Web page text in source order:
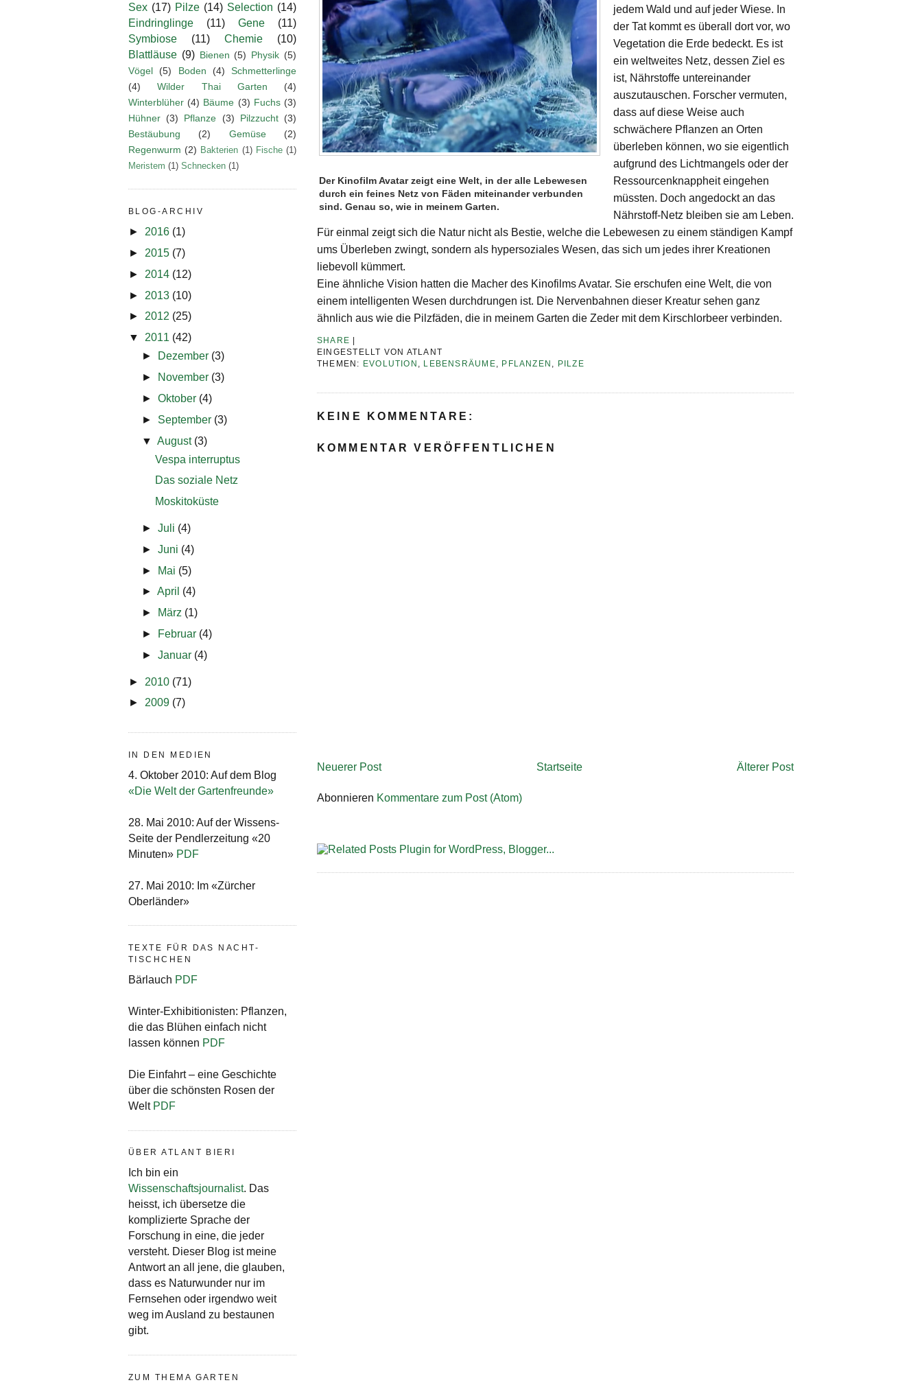
Der Kinofilm Avatar zeigt eine Welt, in der alle Lebewesen
durch ein feines Netz von Fäden miteinander verbunden
sind. Genau so, wie in meinem Garten.
jedem Wald und auf jeder Wiese. In
der Tat kommt es überall dort vor, wo
Vegetation die Erde bedeckt. Es ist
ein weltweites Netz, dessen Ziel es
ist, Nährstoffe untereinander
auszutauschen. Forscher vermuten,
dass auf diese Weise auch
schwächere Pflanzen an Orten
überleben können, wo sie eigentlich
aufgrund des Lichtmangels oder der
Ressourcenknappheit eingehen
müssten. Doch angedockt an das
Nährstoff-Netz bleiben sie am Leben.
Für einmal zeigt sich die Natur nicht als Bestie, welche die Lebewesen zu einem ständigen Kampf
ums Überleben zwingt, sondern als hypersoziales Wesen, das sich um jedes ihrer Kreationen
liebevoll kümmert.
Eine ähnliche Vision hatten die Macher des Kinofilms Avatar. Sie erschufen eine Welt, die von
einem intelligenten Wesen durchdrungen ist. Die Nervenbahnen dieser Kreatur sehen ganz
ähnlich aus wie die Pilzfäden, die in meinem Garten die Zeder mit dem Kirschlorbeer verbinden.
SHARE
EINGESTELLT VON ATLANT
THEMEN: EVOLUTION , LEBENSRÄUME, PFLANZEN , PILZE
KEINE KOMMENTARE:
KOMMENTAR VERÖFFENTLICHEN
Neuerer Post Älterer Post
Startseite
Abonnieren Kommentare zum Post (Atom)
Sex (17) Pilze (14) Selection (14)
Eindringlinge
(11) Gene
(11)
Symbiose
(11) Chemie
(10)
Blattläuse (9) Bienen (5) Physik (5)
Vögel
(5) Boden (4)
Schmetterlinge
(4)
Wilder Thai Garten
(4)
Winterblüher (4) Bäume (3) Fuchs (3)
Hühner (3) Pflanze (3) Pilzzucht (3)
Bestäubung
(2) Gemüse
(2)
Regenwurm (2) Bakterien (1) Fische (1)
Meristem (1) Schnecken (1)
BLOG-ARCHIV
► 2016 (1)
► 2015 (7)
► 2014 (12)
► 2013 (10)
► 2012 (25)
▼ 2011 (42)
►
Dezember (3)
►
November (3)
► Oktober (4)
► September (3)
▼ August (3)
Vespa interruptus
Das soziale Netz
Moskitoküste
► Juli (4)
► Juni (4)
►
Mai (5)
► April (4)
►
März (1)
►
Februar (4)
► Januar (4)
► 2010 (71)
► 2009 (7)
IN DEN MEDIEN
4. Oktober 2010: Auf dem Blog
«Die Welt der Gartenfreunde»
28. Mai 2010: Auf der Wissens-
Seite der Pendlerzeitung «20
Minuten» PDF
27. Mai 2010: Im «Zürcher
Oberländer»
TEXTE FÜR DAS NACHT-
TISCHCHEN
Bärlauch PDF
Winter-Exhibitionisten: Pflanzen,
die das Blühen einfach nicht
lassen können PDF
Die Einfahrt – eine Geschichte
über die schönsten Rosen der
Welt PDF
ÜBER ATLANT BIERI
Ich bin ein
Wissenschaftsjournalist. Das
heisst, ich übersetze die
komplizierte Sprache der
Forschung in eine, die jeder
versteht. Dieser Blog ist meine
Antwort an all jene, die glauben,
dass es Naturwunder nur im
Fernsehen oder irgendwo weit
weg im Ausland zu bestaunen
gibt.
ZUM THEMA GARTEN